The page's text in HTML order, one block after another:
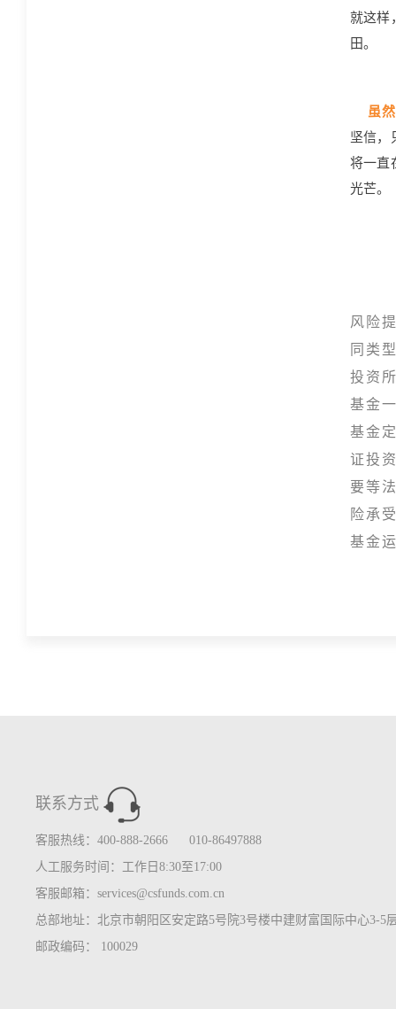
就这样
田。
虽
坚信，
将一直
光芒。
风险
同类
投资
基金
基金
证投
要等
险承
基金
联系方式
客服热线：400-888-2666 010-86497888
人工服务时间：工作日8:30至17:00
客服邮箱：services@csfunds.com.cn
总部地址：北京市朝阳区安定路5号院3号楼中建财富国际中心3-5
邮政编码： 100029